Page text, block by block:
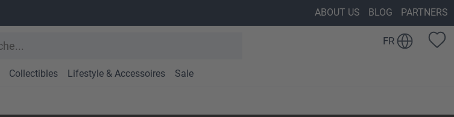
ABOUT US BLOG PARTNERS
FR
Collectibles Lifestyle & Accessoires Sale